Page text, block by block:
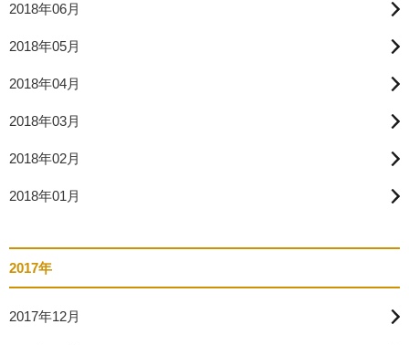
2018年06月
2018年05月
2018年04月
2018年03月
2018年02月
2018年01月
2017年
2017年12月